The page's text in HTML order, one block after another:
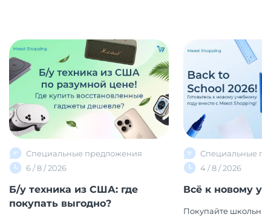
Специальные предложения
6 / 8 / 2026
Б/у техника из США: где
покупать выгодно?
Специальные
4 / 8 / 2026
Всё к новому
Покупайте